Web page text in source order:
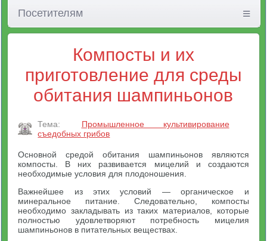
Посетителям
Компосты и их
приготовление для среды
обитания шампиньонов
Тема:
Промышленное культивирование
съедобных грибов
Основной средой обитания шампиньонов являются
компосты. В них развивается мицелий и создаются
необходимые условия для плодоношения.
Важнейшее из этих условий — органическое и
минеральное питание. Следовательно, компосты
необходимо закладывать из таких материалов, которые
полностью удовлетворяют потребность мицелия
шампиньонов в питательных веществах.